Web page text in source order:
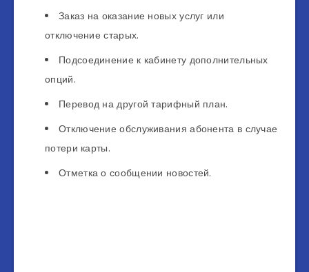
Заказ на оказание новых услуг или
отключение старых.
Подсоединение к кабинету дополнительных
опций.
Перевод на другой тарифный план.
Отключение обслуживания абонента в случае
потери карты.
Отметка о сообщении новостей.